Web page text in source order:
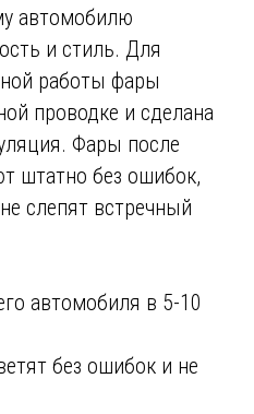
автомобилю
и стиль. Для
работы фары
проводке и сделана
Фары после
штатно без ошибок,
слепят встречный
автомобиля в 5-10
без ошибок и не